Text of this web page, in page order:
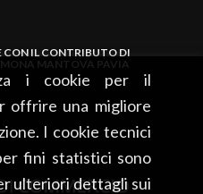
i cookie per il
offrire una migliore
I cookie tecnici
fini statistici sono
ulteriori dettagli sui
CON IL CONTRIBUTO DI
MANTOVA PAVIA